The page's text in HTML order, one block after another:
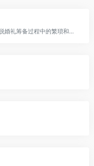
本公司的成立旨在让每位新人在解脱婚礼筹备过程中的繁琐和劳累，真正用心去感受作为新郎新娘的那份喜庆、温馨和烂漫的同时;用我们的专业为每位新人策划提供一个终身难忘的、使现场所有的长辈、来宾和朋友共同迎接、共同感受、共同分享、共同见证那份弥足珍贵的爱情、亲情、友情至永久的婚礼，人生之路漫漫，两位新人经过见证和祝福的爱情将会历久弥新，越走越坚定、越坚强、越珍贵!把***、***、***个性的婚礼咨讯带给所有的新人，诚信为新人服务，时刻站在新人的角度为新人着想，并尽我们的全力为他们实现心中的梦想!以优质的服务塑造我们的品牌。